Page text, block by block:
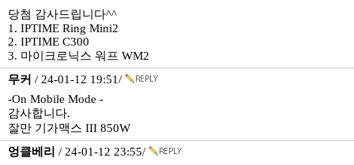
당첨 감사드립니다^^
1. IPTIME Ring Mini2
2. IPTIME C300
3. 마이크로닉스 워프 WM2
무커 / 24-01-12 19:51/
-On Mobile Mode -
감사합니다.
잘만 기가맥스 III 850W
엉클베리 / 24-01-12 23:55/